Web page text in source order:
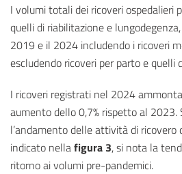
I volumi totali dei ricoveri ospedalieri
quelli di riabilitazione e
2019 e il 2024 includendo i ricoveri
escludendo ricoveri per parto e quelli
I ricoveri registrati nel 2024
aumento dello 0,7% rispetto al 2023.
l’andamento delle attività di
indicato nellafigura 3, si nota la
ritorno ai volumi pre-pandemici.